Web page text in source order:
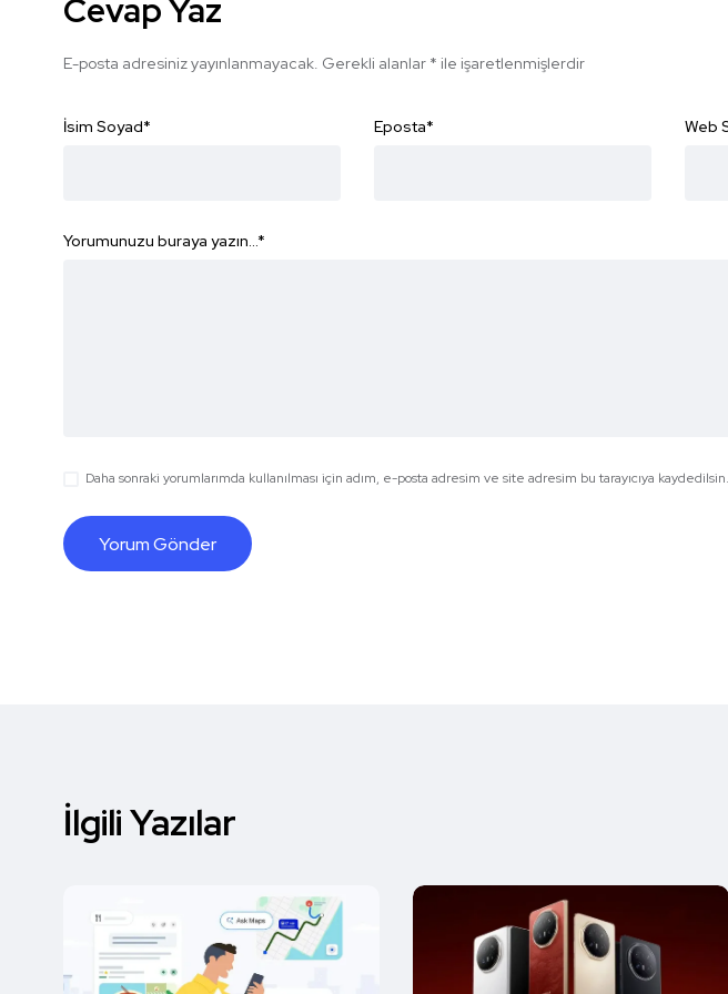
Cevap Yaz
E-posta adresiniz yayınlanmayacak. Gerekli alanlar * ile işaretlenmişlerdir
İsim Soyad* Eposta* Web
Yorumunuzu buraya yazın...*
Daha sonraki yorumlarımda kullanılması için adım, e-posta adresim ve site adresim bu tarayıcıya kaydedilsin.
İlgili Yazılar